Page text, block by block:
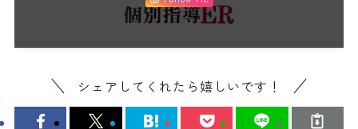
シェアしてくれたら嬉しいです！